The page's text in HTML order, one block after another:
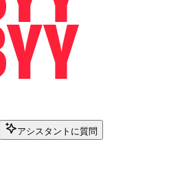
アシスタントに質問